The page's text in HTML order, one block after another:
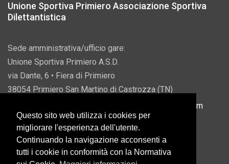
Unione Sportiva Primiero Associazione Sportiva
Dilettantistica
Sede amministrativa/ufficio gare:
Unione Sportiva Primiero A.S.D.
via Dante, 6 • Fiera di Primiero
38054 Primiero San Martino di Castrozza (TN)
info@usprimiero.com
Vantaggi da Pubblica Amministrazione
Questo sito web utilizza i cookies per
migliorare l'esperienza dell'utente.
Continuando la navigazione acconsenti a
tutti i cookie in conformità con la Normativa